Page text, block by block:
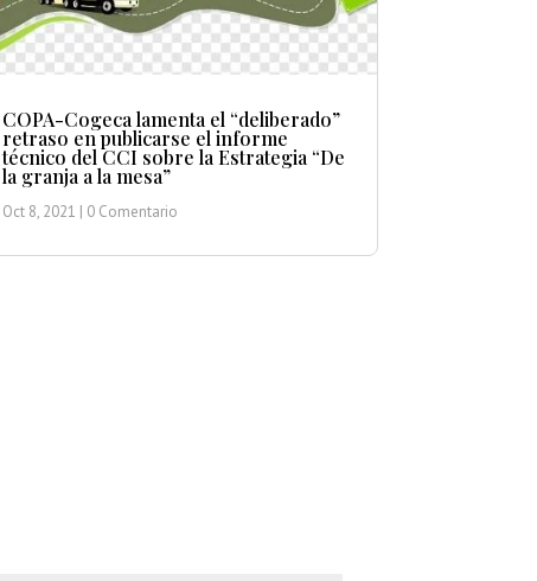
COPA-Cogeca lamenta el “deliberado”
retraso en publicarse el informe
técnico del CCI sobre la Estrategia “De
la granja a la mesa”
Oct 8, 2021 | 0 Comentario